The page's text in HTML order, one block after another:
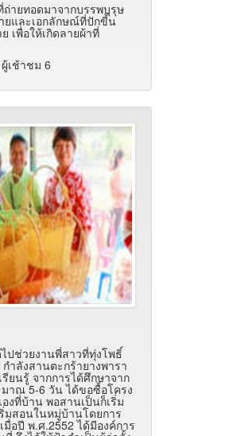
ายทอดมาจากบรรพบุรุษ
ยและเอกลักษณ์ที่ปักขี้น
เพื่อให้เกิดลายผ้าที่
เช้าชม 6
ปช่วยงานพี่สาวที่ทุ่งโพธิ์
ำลังสานตะกร้ายางพารา
รียนรู้ จากการได้ศึกษาจาก
าณ 5-6 วัน ได้ขอซื้อโครง
งที่บ้าน พอสานเป็นก็เริ่ม
มสอนในหมู่บ้านโดยการ
อปี พ.ศ.2552 ได้มีองค์การ